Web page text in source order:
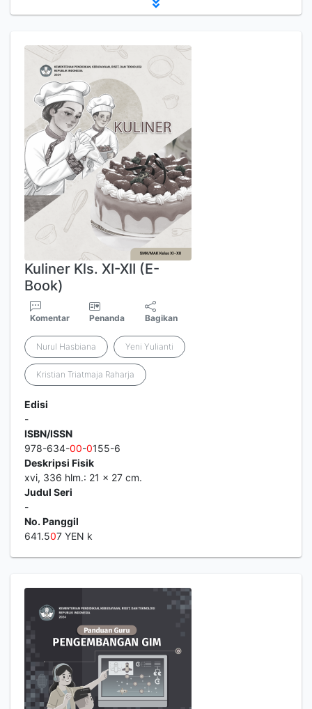
Kuliner Kls. XI-XII (E-
Book)
Komentar Penanda Bagikan
Nurul Hasbiana Yeni Yulianti
Kristian Triatmaja Raharja
Edisi
-
ISBN/ISSN
978-634-00-0155-6
Deskripsi Fisik
xvi, 336 hlm.: 21 x 27 cm.
Judul Seri
-
No. Panggil
641.507 YEN k